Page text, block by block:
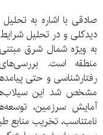
صادقی با اشاره به
دیدکلی و در تحلیل
به ویژه شمال شرق
منطقه است.
رفتارشناسی و حتی
مشخص شد این سیلاب‌ها
آمایش سرزمین،
نامتناسب، تخریب منابع